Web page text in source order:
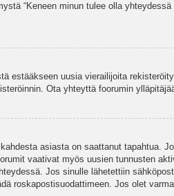
“Keneen minun tulee olla
estääkseen uusia vierailijoita
Ota yhteyttä foorumin
asiasta on saattanut tapahtua.
vaativat myös uusien tunnusten
Jos sinulle lähetettiin
roskapostisuodattimeen. Jos olet